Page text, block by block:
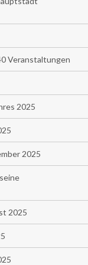
Veranstaltungen
2025
2025
2025